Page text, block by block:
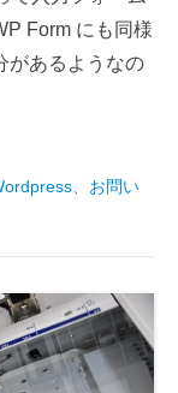
Form にも同様
があるようなの
お問い